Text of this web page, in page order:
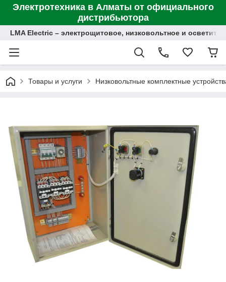
Электротехника в Алматы от официального
дистрибьютора
LMA Electric – электрощитовое, низковольтное и
Товары и услуги Низковольтные комплектные